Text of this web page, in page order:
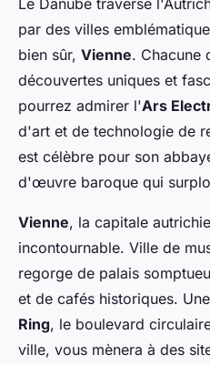
Le Danube traverse
par des villes
bien sûr, Vienne. Chacune
découvertes uniques et
pourrez admirer l'Ars
d'art et de technologie de
est célèbre pour son
d'œuvre baroque qui
Vienne, la capitale
incontournable. Ville de
regorge de palais
et de cafés historiques.
Ring, le boulevard
ville, vous mènera à des